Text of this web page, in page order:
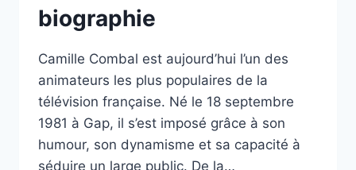
biographie
Camille Combal est aujourd’hui l’un des
animateurs les plus populaires de la
télévision française. Né le 18 septembre
1981 à Gap, il s’est imposé grâce à son
humour, son dynamisme et sa capacité à
séduire un large public. De la…